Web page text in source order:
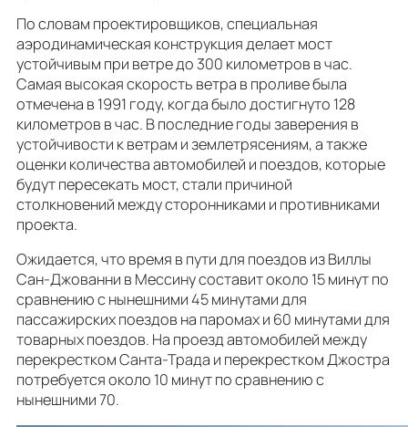
По словам проектировщиков, специальная
аэродинамическая конструкция делает мост
устойчивым при ветре до 300 километров в час.
Самая высокая скорость ветра в проливе была
отмечена в 1991 году, когда было достигнуто 128
километров в час. В последние годы заверения в
устойчивости к ветрам и землетрясениям, а также
оценки количества автомобилей и поездов, которые
будут пересекать мост, стали причиной
столкновений между сторонниками и противниками
проекта.
Ожидается, что время в пути для поездов из Виллы
Сан-Джованни в Мессину составит около 15 минут по
сравнению с нынешними 45 минутами для
пассажирских поездов на паромах и 60 минутами для
товарных поездов. На проезд автомобилей между
перекрестком Санта-Трада и перекрестком Джостра
потребуется около 10 минут по сравнению с
нынешними 70.